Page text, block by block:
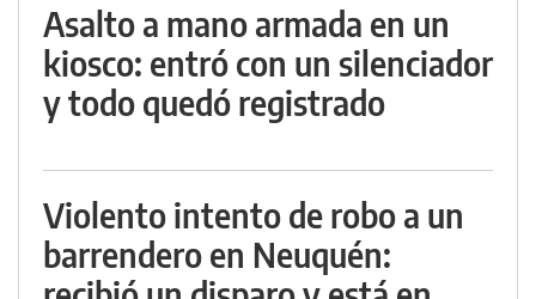
Asalto a mano armada en un
kiosco: entró con un silenciador
y todo quedó registrado
Violento intento de robo a un
barrendero en Neuquén: